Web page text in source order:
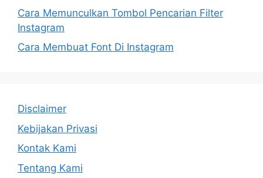
Cara Memunculkan Tombol Pencarian Filter
Instagram
Cara Membuat Font Di Instagram
Disclaimer
Kebijakan Privasi
Kontak Kami
Tentang Kami